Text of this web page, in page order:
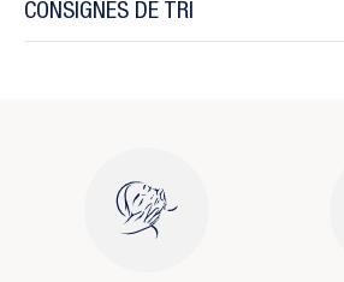
CONSIGNES DE TRI